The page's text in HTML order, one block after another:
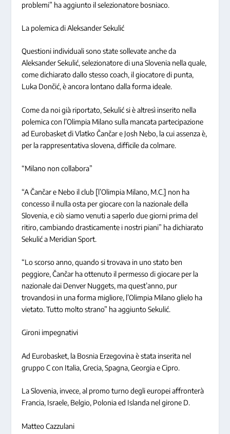
problemi” ha aggiunto il selezionatore bosniaco.
La polemica di Aleksander Sekulić
Questioni individuali sono state sollevate anche da
Aleksander Sekulić, selezionatore di una Slovenia nella quale,
come dichiarato dallo stesso coach, il giocatore di punta,
Luka Dončić, è ancora lontano dalla forma ideale.
Come da noi già riportato, Sekulić si è altresì inserito nella
polemica con l’Olimpia Milano sulla mancata partecipazione
ad Eurobasket di Vlatko Čančar e Josh Nebo, la cui assenza è,
per la rappresentativa slovena, difficile da colmare.
“Milano non collabora”
“A Čančar e Nebo il club [l’Olimpia Milano, M.C.] non ha
concesso il nulla osta per giocare con la nazionale della
Slovenia, e ciò siamo venuti a saperlo due giorni prima del
ritiro, cambiando drasticamente i nostri piani” ha dichiarato
Sekulić a Meridian Sport.
“Lo scorso anno, quando si trovava in uno stato ben
peggiore, Čančar ha ottenuto il permesso di giocare per la
nazionale dai Denver Nuggets, ma quest’anno, pur
trovandosi in una forma migliore, l’Olimpia Milano glielo ha
vietato. Tutto molto strano” ha aggiunto Sekulić.
Gironi impegnativi
Ad Eurobasket, la Bosnia Erzegovina è stata inserita nel
gruppo C con Italia, Grecia, Spagna, Georgia e Cipro.
La Slovenia, invece, al promo turno degli europei affronterà
Francia, Israele, Belgio, Polonia ed Islanda nel girone D.
Matteo Cazzulani